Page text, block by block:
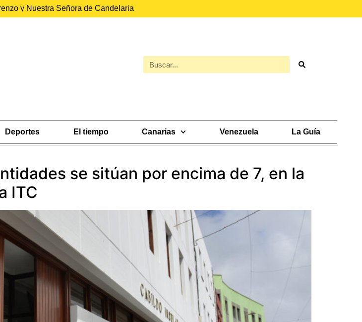
y Nuestra Señora de Candelaria
Deportes El tiempo Canarias Venezuela La Guía
se sitúan por encima de 7, en la
ITC